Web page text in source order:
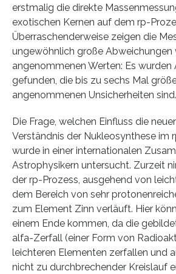
erstmalig die direkte
exotischen Kernen auf dem rp-
Überraschenderweise zeigen die
ungewöhnlich große Abweichungen
angenommenen Werten: Es wurden
gefunden, die bis zu sechs Mal
angenommenen Unsicherheiten sind.
Die Frage, welchen Einfluss die
Verständnis der Nukleosynthese im
wurde in einer internationalen
Astrophysikern untersucht. Zurzeit
der rp-Prozess, ausgehend von
dem Bereich von sehr
zum Element Zinn verläuft. Hier
einem Ende kommen, da die
alfa-Zerfall (einer Form von
leichteren Elementen zerfallen und
nicht zu durchbrechender Kreislauf